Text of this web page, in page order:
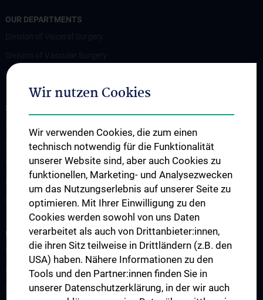
OUR DEPARTMENTS
Division of Transplantation
STUDIES, TRAINING AND FURTHER EDUCATION
Chirurgische Lehre im Humanmedizinstudium N202
Klinisch-Praktisches Jahr (KPJ)
Famulatur
Fellows & Observer
RESEARCH
Forschung Viszeralchirurgie
Forschung Gefäßchirurgie
Forschung Transplantation
Wir nutzen Cookies
Wir verwenden Cookies, die zum einen
technisch notwendig für die Funktionalität
unserer Website sind, aber auch Cookies zu
funktionellen, Marketing- und Analysezwecken
um das Nutzungserlebnis auf unserer Seite zu
optimieren. Mit Ihrer Einwilligung zu den
Cookies werden sowohl von uns Daten
verarbeitet als auch von Drittanbieter:innen,
die ihren Sitz teilweise in Drittländern (z.B. den
USA) haben. Nähere Informationen zu den
Tools und den Partner:innen finden Sie in
unserer Datenschutzerklärung, in der wir auch